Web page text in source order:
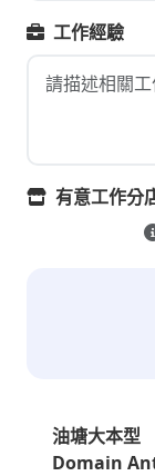
工作經驗
有意工作分
油塘大本型
Domain